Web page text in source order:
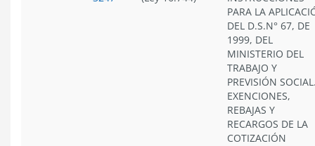
PARA LA
DEL D.S.N° 67, DE
1999, DEL
MINISTERIO DEL
TRABAJO Y
PREVISIÓN
EXENCIONES,
REBAJAS Y
RECARGOS DE LA
COTIZACIÓN